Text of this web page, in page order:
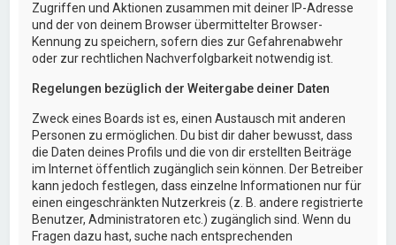
Zugriffen und Aktionen zusammen mit deiner IP-Adresse
und der von deinem Browser übermittelter Browser-
Kennung zu speichern, sofern dies zur Gefahrenabwehr
oder zur rechtlichen Nachverfolgbarkeit notwendig ist.
Regelungen bezüglich der Weitergabe deiner Daten
Zweck eines Boards ist es, einen Austausch mit anderen
Personen zu ermöglichen. Du bist dir daher bewusst, dass
die Daten deines Profils und die von dir erstellten Beiträge
im Internet öffentlich zugänglich sein können. Der Betreiber
kann jedoch festlegen, dass einzelne Informationen nur für
einen eingeschränkten Nutzerkreis (z. B. andere registrierte
Benutzer, Administratoren etc.) zugänglich sind. Wenn du
Fragen dazu hast, suche nach entsprechenden